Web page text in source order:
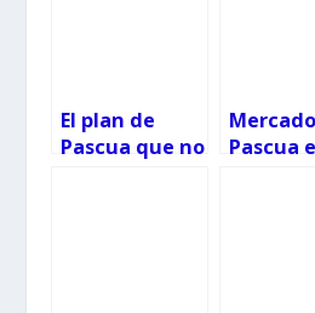
El plan de
Pascua que no
Pascua